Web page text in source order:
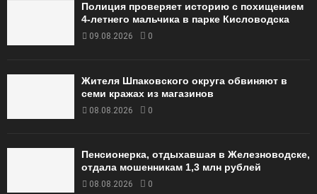
Полиция проверяет историю с похищением
4-летнего мальчика в парке Кисловодска
09.08.2026 0
Жителя Шпаковского округа обвиняют в
семи кражах из магазинов
08.08.2026 0
Пенсионерка, отдыхавшая в Железноводске,
отдала мошенникам 1,3 млн рублей
08.08.2026 0